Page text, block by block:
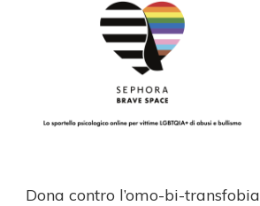
Dona contro l’omo-bi-transfobia